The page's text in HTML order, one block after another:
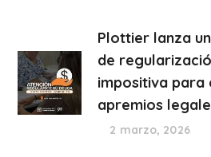
Plottier lanza
de
impositiva para
apremios
2 marzo, 2026